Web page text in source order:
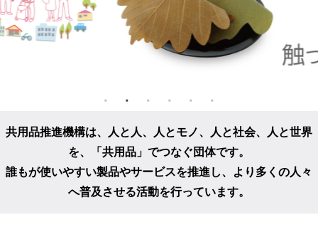
共用品推進機構は、人と人、人とモノ、人と社会、人と世界
を、
「共用品」でつなぐ団体です。
誰もが使いやすい製品やサービスを推進し、
より多くの人々
へ普及させる活動を行っています。